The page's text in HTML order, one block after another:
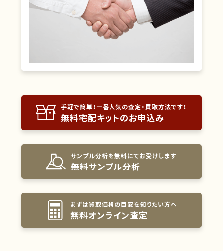
手軽で簡単！一番人気の査定・買取方法です！
無料宅配キットのお申込み
サンプル分析を無料にてお受けします
無料サンプル分析
まずは買取価格の目安を知りたい方へ
無料オンライン査定